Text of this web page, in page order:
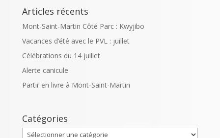
Articles récents
Mont-Saint-Martin Côté Parc : Kwyjibo
Vacances d’été avec le PVL : juillet
Célébrations du 14 juillet
Alerte canicule
Partir en livre à Mont-Saint-Martin
Catégories
Catégories